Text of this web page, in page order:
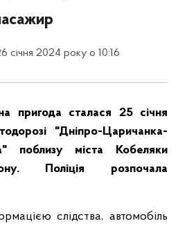
січня 2024 року о 10:16
пригода сталася 25 січня
"Дніпро-Царичанка-
поблизу міста Кобеляки
Поліція розпочала
слідства, автомобіль